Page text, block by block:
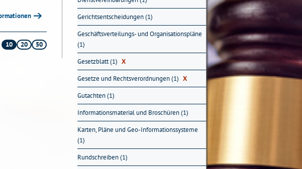
10 20 50
Gerichtsentscheidungen (1)
Geschäftsverteilungs- und Organisationspläne
(1)
Gesetzblatt (1) X
Gesetze und Rechtsverordnungen (1) X
Gutachten (1)
Informationsmaterial und Broschüren (1)
Karten, Pläne und Geo-Informationssysteme
(1)
Rundschreiben (1)